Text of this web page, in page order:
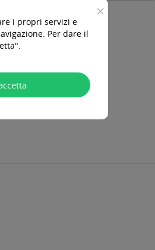
×
i propri servizi e
Per dare il